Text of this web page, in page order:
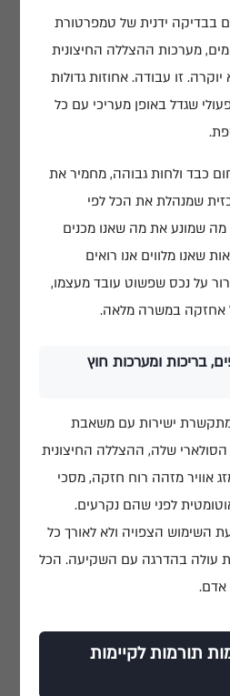
בבדיקה ידנית של טמפרטורת
מערכות ההצללה החיצונית
יוקרה. זו עבודה. אחוזות גדולות
שגדל באופן מעריכי עם כל
כבד ולחות גבוהה, מחמיר את
שמנהלת את הכל לפי
מה שמונע את מה שאנו מכנים
שאנו מלווים אנו רואים
על נכס שפשוט עובד מעצמו,
אחזקה במשרה מלאה.
בריכות ומערכות חוץ
ישירות עם משאבת
שלה, ההצללה החיצונית
אוויר מזהה רוח חזקה, מסכי
לפני שהם נקרעים.
השימוש הצפויה ולא לאורך כל
עולה בהדרגה עם השקיעה. הכל
אדם.
תורמות לקיימות